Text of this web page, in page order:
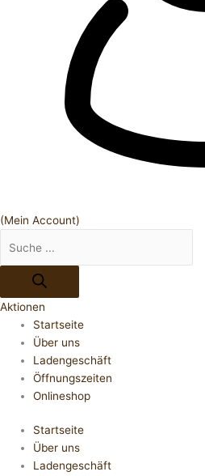
(Mein Account)
Aktionen
Startseite
Über uns
Ladengeschäft
Öffnungszeiten
Onlineshop
Startseite
Über uns
Ladengeschäft